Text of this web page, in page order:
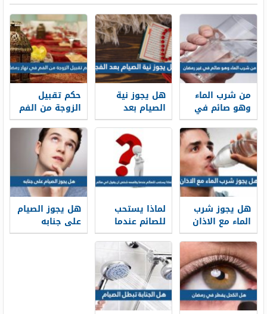
من شرب الماء
وهو صائم في
غير رمضان
هل يجوز نية
الصيام بعد
الفجر
حكم تقبيل
الزوجة من الفم
في نهار رمضان
هل يجوز شرب
الماء مع الاذان
لماذا يستحب
للصائم عندما
يخاصمه شخص
ان يقول اني
صائم
هل يجوز الصيام
على جنابه